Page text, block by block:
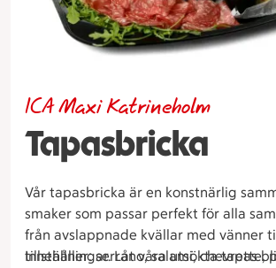
Tapasbricka
ICA Maxi Katrineholm
Vår tapasbricka är en konstnärlig
smaker som passar perfekt för alla
från avslappnade kvällar med vänner
tillställningar. Låt våra utsökta tapas
Innehåller: serrano, salami, chevrette,